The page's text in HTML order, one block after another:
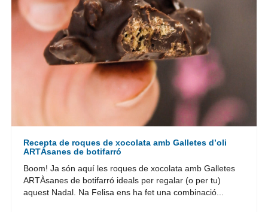
Recepta de roques de xocolata amb Galletes d’oli
ARTÀsanes de botifarró
Boom! Ja són aquí les roques de xocolata amb Galletes
ARTÀsanes de botifarró ideals per regalar (o per tu)
aquest Nadal. Na Felisa ens ha fet una combinació...